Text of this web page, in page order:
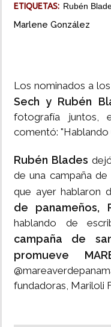
ETIQUETAS: Rubén
Marlene González
Los nominados a
Sech y Rubén
fotografía juntos,
comentó: "Hablando
Rubén Blades
de una campaña
que ayer hablaron
de panameños,
hablando de
campaña de
promueve
fundadoras, Mariloli